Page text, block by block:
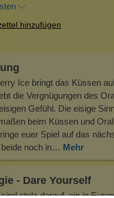
hinzufügen
Ice bringt das Küssen
die Vergnügungen des
Gefühl. Die eisige
beim Küssen und
euer Spiel auf das
noch in… Mehr
- Dare Yourself
stolz darauf, ein in